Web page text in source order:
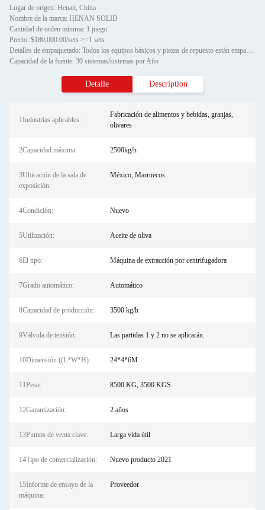
Lugar de origen: Henan, China
Nombre de la marca: HENAN SOLID
Cantidad de orden mínima: 1 juego
Precio: $180,000.00/sets >=1 sets
Detalles de empaquetado: Todos los equipos básicos y piezas de repuesto están empaquetados en cajas de madera estándar export
Capacidad de la fuente: 30 sistemas/sistemas por Año
Detalle Description
1Industrias aplicables:
Fabricación de alimentos y bebidas, granjas,
olivares
2Capacidad máxima: 2500kg/h
3Ubicación de la sala de
exposición:
México, Marruecos
4Condición: Nuevo
5Utilización: Aceite de oliva
6El tipo: Máquina de extracción por centrifugadora
7Grado automático: Automático
8Capacidad de producción: 3500 kg/h
9Válvula de tensión: Las partidas 1 y 2 no se aplicarán.
10Dimensión ((L*W*H): 24*4*6M
11Peso: 8500 KG, 3500 KGS
12Garantización: 2 años
13Puntos de venta clave: Larga vida útil
14Tipo de comercialización: Nuevo producto 2021
15Informe de ensayo de la
máquina:
Proveedor